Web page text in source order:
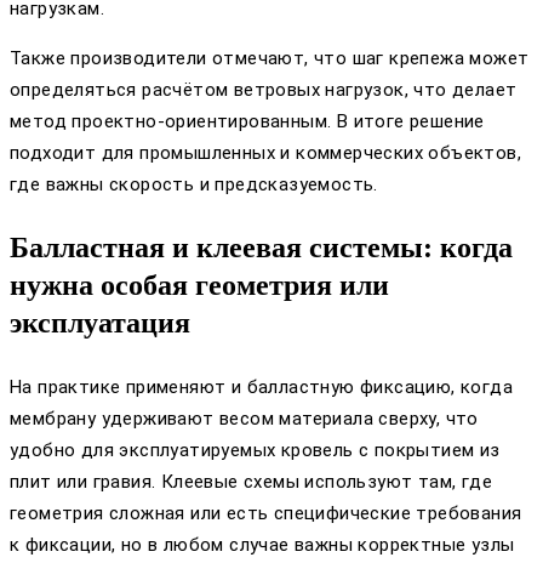
нагрузкам.
Также производители отмечают, что шаг крепежа может
определяться расчётом ветровых нагрузок, что делает
метод проектно‑ориентированным. В итоге решение
подходит для промышленных и коммерческих объектов,
где важны скорость и предсказуемость.
Балластная и клеевая системы: когда
нужна особая геометрия или
эксплуатация
На практике применяют и балластную фиксацию, когда
мембрану удерживают весом материала сверху, что
удобно для эксплуатируемых кровель с покрытием из
плит или гравия. Клеевые схемы используют там, где
геометрия сложная или есть специфические требования
к фиксации, но в любом случае важны корректные узлы